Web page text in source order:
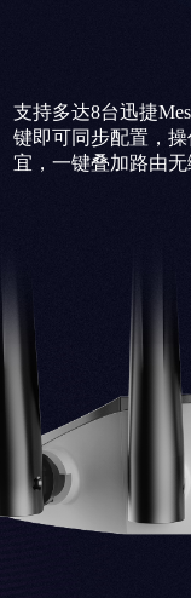
支持多达8台迅捷
键即可同步配置，
宜，一键叠加路由